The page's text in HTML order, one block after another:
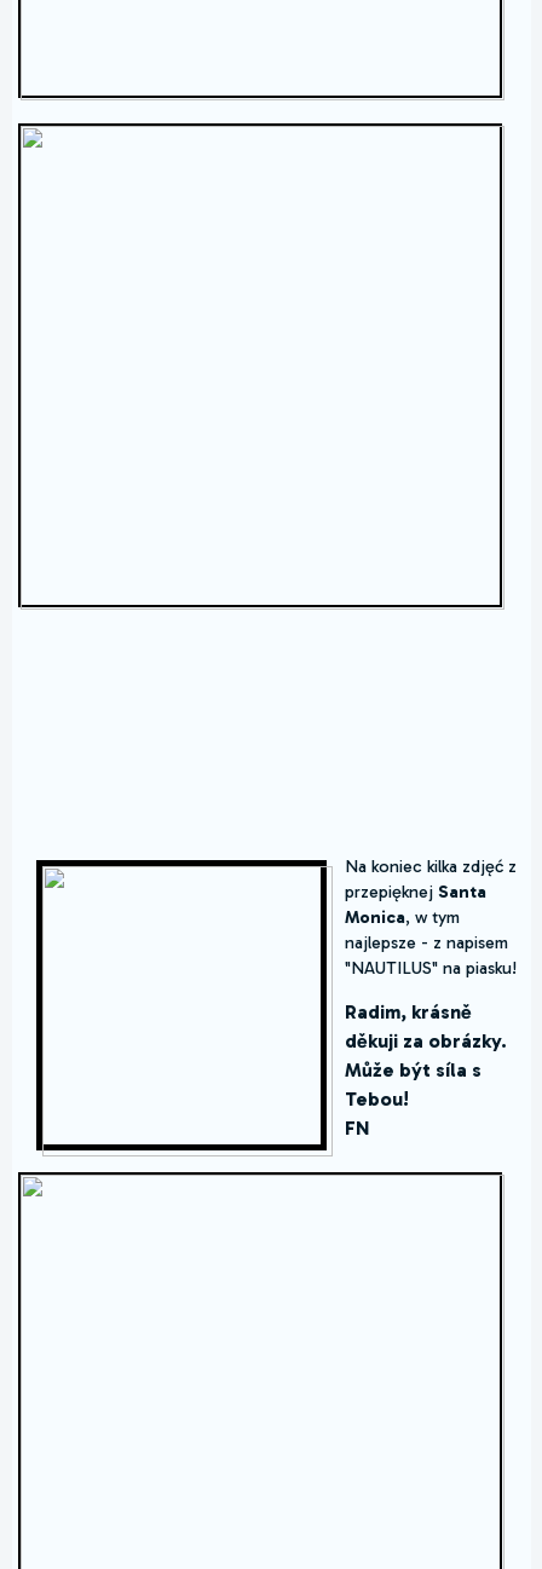
Na koniec kilka zdjęć z
przepięknej Santa
Monica, w tym
najlepsze - z napisem
"NAUTILUS" na piasku!
Radim, krásně
děkuji za obrázky.
Může být síla s
Tebou!
FN